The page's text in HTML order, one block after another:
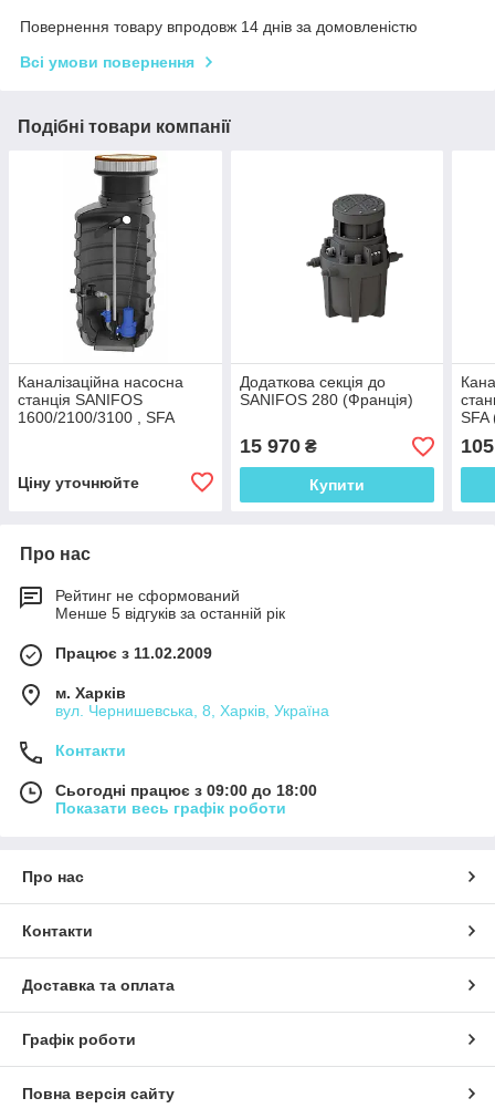
Повернення товару впродовж 14 днів за домовленістю
Всі умови повернення
Подібні товари компанії
Каналізаційна насосна
станція SANIFOS
1600/2100/3100 , SFA
Ціну уточнюйте
Додаткова секція до
SANIFOS 280 (Франція)
15 970₴
Купити
SFA
Про нас
Рейтинг не сформований
Менше 5 відгуків за останній рік
Працює з 11.02.2009
м. Харків
вул. Чернишевська, 8, Харків, Україна
Контакти
Сьогодні працює з 09:00 до 18:00
Показати весь графік роботи
Про нас
Контакти
Доставка та оплата
Графік роботи
Повна версія сайту